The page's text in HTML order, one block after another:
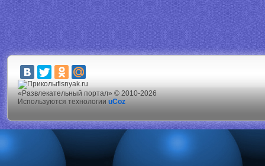
fisnyak.ru
«Развлекательный портал» © 2010-2026
Используются технологии uCoz